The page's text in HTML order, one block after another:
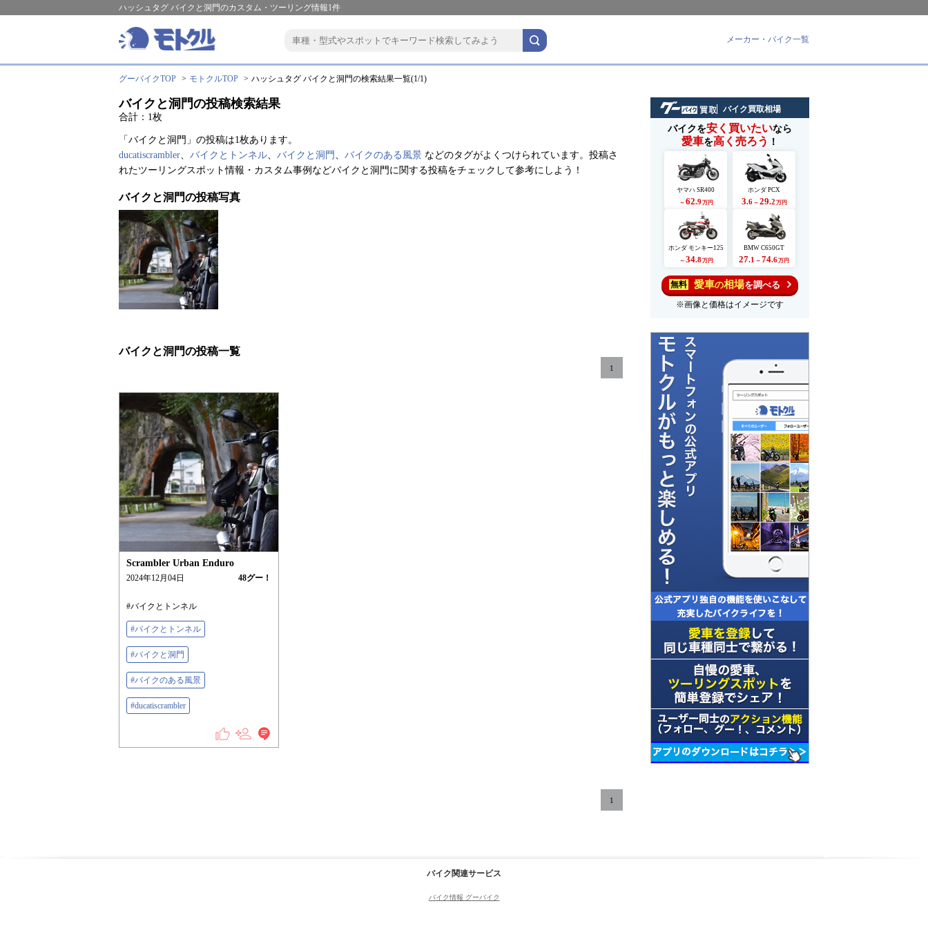
ハッシュタグ バイクと洞門のカスタム・ツーリング情報1件
メーカー・バイク一覧
グーバイクTOP モトクルTOP ハッシュタグ バイクと洞門の検索結果一覧(1/1)
バイクと洞門の投稿検索結果
合計：1枚
「バイクと洞門」の投稿は1枚あります。
ducatiscrambler、 バイクとトンネル、 バイクと洞門 、 バイクのある風景 などのタグがよくつけられています。投稿さ
れたツーリングスポット情報・カスタム事例などバイクと洞門に関する投稿をチェックして参考にしよう！
バイクと洞門の投稿写真
バイクと洞門の投稿一覧
1
Scrambler Urban Enduro
2024年12月04日 48グー！
#バイクとトンネル
#バイクとトンネル
#バイクと洞門
#バイクのある風景
#ducatiscrambler
1
バイク買取相場
バイクを安く買いたいなら
愛車を高く売ろう ！
ヤマハ SR400
～ 62.9 万円
ホンダ PCX
3.6 ～ 29.2 万円
ホンダ モンキー125
～ 34.8万円
BMW C650GT
27.1 ～ 74.6万円
無料 愛車の相場を調べる
※画像と価格はイメージです
バイク関連サービス
バイク情報 グーバイク